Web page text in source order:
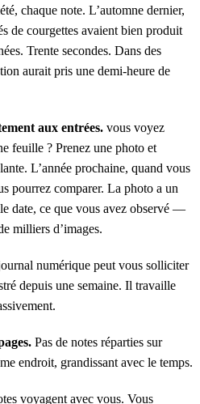
chaque note. L’automne dernier,
de courgettes avaient bien produit
Trente secondes. Dans des
aurait pris une demi-heure de
aux entrées. vous voyez
feuille ? Prenez une photo et
L’année prochaine, quand vous
pourrez comparer. La photo a un
date, ce que vous avez observé —
milliers d’images.
numérique peut vous solliciter
depuis une semaine. Il travaille
Pas de notes réparties sur
endroit, grandissant avec le temps.
voyagent avec vous. Vous